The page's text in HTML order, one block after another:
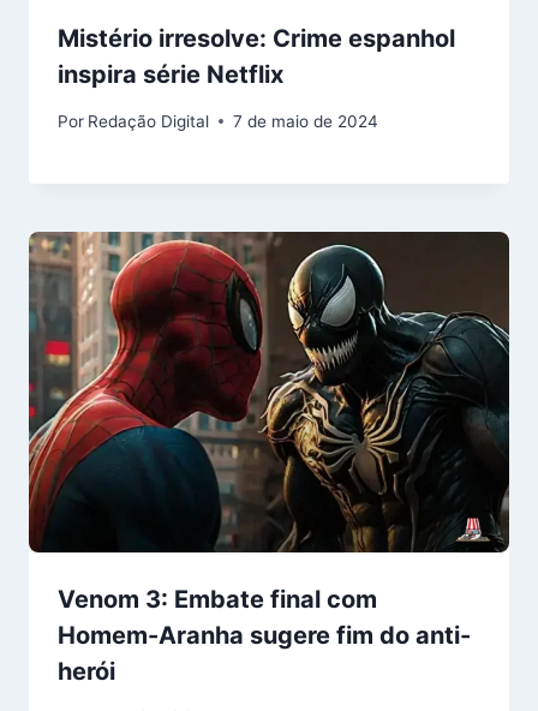
Mistério irresolve: Crime espanhol
inspira série Netflix
Por Redação Digital 7 de maio de 2024
Venom 3: Embate final com
Homem-Aranha sugere fim do anti-
herói